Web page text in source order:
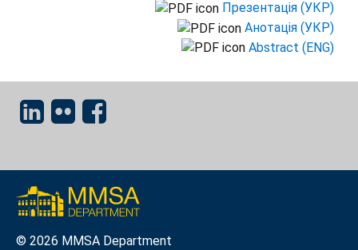
Презентація (УКР)
Анотація (УКР)
Abstract (ENG)
© 2026 MMSA Department